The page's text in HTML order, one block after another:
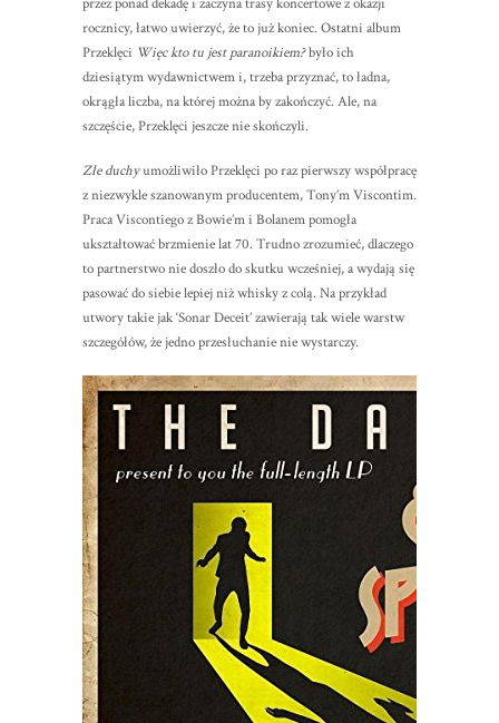
rocznicy, łatwo uwierzyć, że to już koniec. Ostatni album
Przeklęci Więc kto tu jest paranoikiem?było ich
dziesiątym wydawnictwem i, trzeba przyznać, to ładna,
okrągła liczba, na której można by zakończyć. Ale, na
szczęście, Przeklęci jeszcze nie skończyli.
Złe duchyumożliwiło Przeklęci po raz pierwszy współpracę
z niezwykle szanowanym producentem, Tony’m Viscontim.
Praca Viscontiego z Bowie’m i Bolanem pomogła
ukształtować brzmienie lat 70. Trudno zrozumieć, dlaczego
to partnerstwo nie doszło do skutku wcześniej, a wydają się
pasować do siebie lepiej niż whisky z colą. Na przykład
utwory takie jak ‘Sonar Deceit’ zawierają tak wiele warstw
szczegółów, że jedno przesłuchanie nie wystarczy.